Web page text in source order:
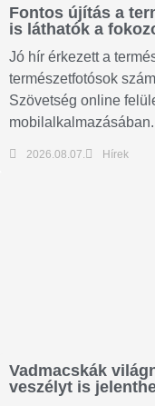
Fontos újítás a
is láthatók a
Jó hír érkezett a
természetfotósok
Szövetség online
2026.08.07. Hírek
Vadmacskák
veszélyt is